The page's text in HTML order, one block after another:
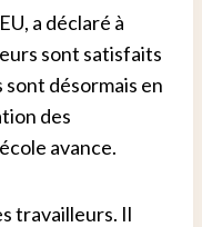
a déclaré à
sont satisfaits
sont désormais en
des
avance.
travailleurs. Il